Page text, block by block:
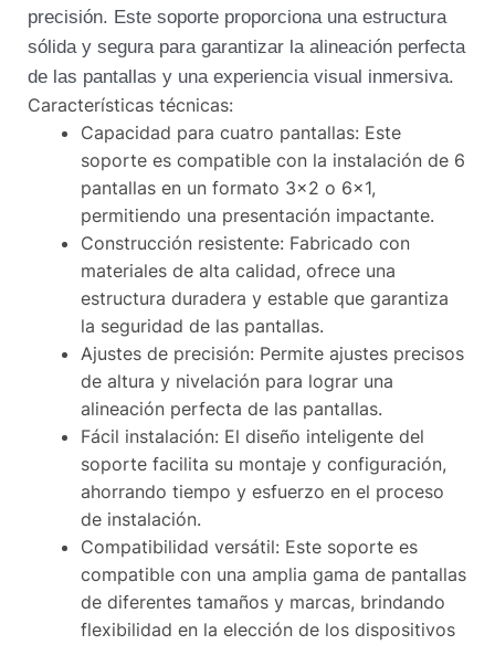
precisión. Este soporte proporciona una estructura
sólida y segura para garantizar la alineación perfecta
de las pantallas y una experiencia visual inmersiva.
Características técnicas:
Capacidad para cuatro pantallas: Este
soporte es compatible con la instalación de 6
pantallas en un formato 3×2 o 6×1,
permitiendo una presentación impactante.
Construcción resistente: Fabricado con
materiales de alta calidad, ofrece una
estructura duradera y estable que garantiza
la seguridad de las pantallas.
Ajustes de precisión: Permite ajustes precisos
de altura y nivelación para lograr una
alineación perfecta de las pantallas.
Fácil instalación: El diseño inteligente del
soporte facilita su montaje y configuración,
ahorrando tiempo y esfuerzo en el proceso
de instalación.
Compatibilidad versátil: Este soporte es
compatible con una amplia gama de pantallas
de diferentes tamaños y marcas, brindando
flexibilidad en la elección de los dispositivos